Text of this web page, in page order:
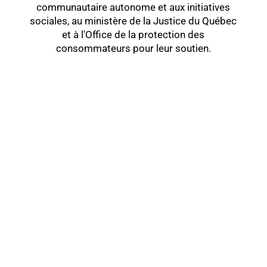
communautaire autonome et aux initiatives
sociales, au ministère de la Justice du Québec
et à l'Office de la protection des
consommateurs pour leur soutien.